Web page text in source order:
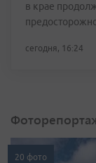
в крае
сегодня, 16:24
20 фото